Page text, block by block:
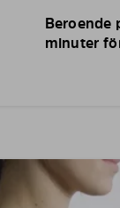
Beroende
minuter